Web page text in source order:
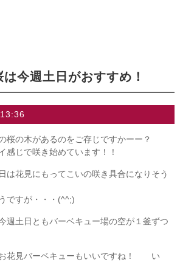
今週土日がおすすめ！
桜の木があるのをご存じですかーー？
感じで咲き始めています！！
は花見にもってこいの咲き具合になりそう
ですが・・・(^^;)
週土日ともバーベキュー場の空が１釜ずつ
花見バーベキューもいいですね！ い